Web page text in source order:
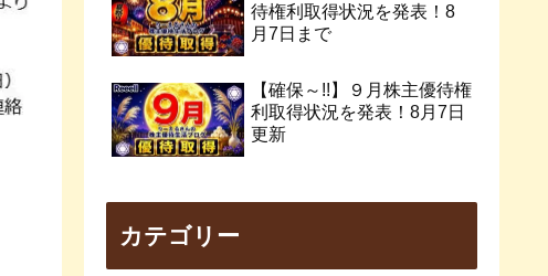
待権利取得状況を発表！8
月7日まで
【確保～!!】９月株主優待権
利取得状況を発表！8月7日
更新
カテゴリー